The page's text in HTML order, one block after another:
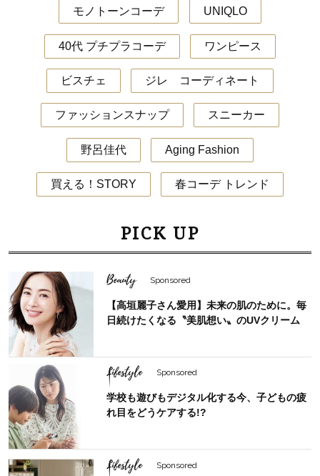
モノトーンコーデ UNIQLO
40代 プチプラコーデ ワンピース
ビスチェ ジレ コーディネート
ファッションスナップ スニーカー
野呂佳代 Aging Fashion
買える！STORY 春コーデ トレンド
PICK UP
Beauty Sponsored
【高垣麗子さん愛用】未来の肌のために。毎
日続けたくなる〝美肌想い〟のUVクリーム
Lifestyle Sponsored
学校も遊びもデジタル化する今、子どもの疲
れ目をどうケアする!?
Lifestyle Sponsored